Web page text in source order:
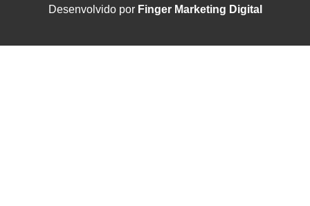
Desenvolvido por Finger Marketing Digital